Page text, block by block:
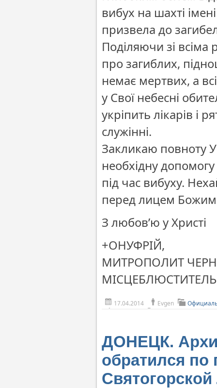
вибух на шахті
призвела до
Поділяючи зі всіма
про загиблих,
немає мертвих, а
у Свої небесні
укріпить лікарів і
служінні.
Закликаю повноту
необхідну
під час вибуху.
перед лицем
З любов’ю у Христі
+ОНУФРІЙ,
МИТРОПОЛИТ
17.04.2014 Evgen
ДОНЕЦК.
обратился по